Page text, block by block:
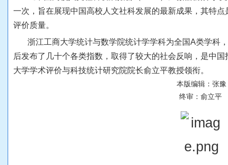
一次 ， 旨在展现中 国高校 人 文社科发展的最新成果 ， 其特点
评价质量。
浙江工商大学统计与数学院统计学学科为全国A类学科 ，
后发布了 几十个各类指数 ， 取得了较大的社会反 响 ， 是中 国
大学学术评价与科技统计研究院院长俞立平教授领衔。
本版编辑 ： 张豫
终审 ： 俞立平